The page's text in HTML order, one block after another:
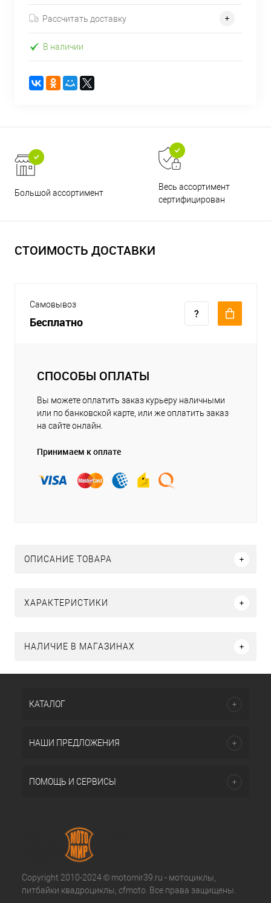
Рассчитать доставку
В наличии
Большой ассортимент
Весь ассортимент
сертифицирован
СТОИМОСТЬ ДОСТАВКИ
Самовывоз
Бесплатно
СПОСОБЫ ОПЛАТЫ
Вы можете оплатить заказ курьеру наличными
или по банковской карте, или же оплатить заказ
на сайте онлайн.
Принимаем к оплате
ОПИСАНИЕ ТОВАРА
ХАРАКТЕРИСТИКИ
НАЛИЧИЕ В МАГАЗИНАХ
КАТАЛОГ
НАШИ ПРЕДЛОЖЕНИЯ
ПОМОЩЬ И СЕРВИСЫ
Copyright 2010-2024 © motomir39.ru - мотоциклы,
питбайки квадроциклы, cfmoto. Все права защищены.